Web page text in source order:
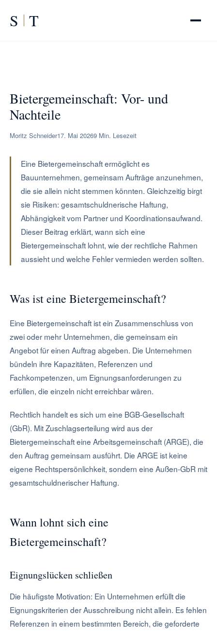
S T
Bietergemeinschaft: Vor- und
Nachteile
Moritz Schneider17. Mai 20269 Min. Lesezeit
Eine Bietergemeinschaft ermöglicht es
Bauunternehmen, gemeinsam Aufträge anzunehmen,
die sie allein nicht stemmen könnten. Gleichzeitig birgt
sie Risiken: gesamtschuldnerische Haftung,
Abhängigkeit vom Partner und Koordinationsaufwand.
Dieser Beitrag erklärt, wann sich eine
Bietergemeinschaft lohnt, wie der rechtliche Rahmen
aussieht und welche Fehler vermieden werden sollten.
Was ist eine Bietergemeinschaft?
Eine Bietergemeinschaft ist ein Zusammenschluss von
zwei oder mehr Unternehmen, die gemeinsam ein
Angebot für einen Auftrag abgeben. Die Unternehmen
bündeln ihre Kapazitäten, Referenzen und
Fachkompetenzen, um Eignungsanforderungen zu
erfüllen, die einzeln nicht erreichbar wären.
Rechtlich handelt es sich um eine BGB-Gesellschaft
(GbR). Mit Zuschlagserteilung wird aus der
Bietergemeinschaft eine Arbeitsgemeinschaft (ARGE), die
den Auftrag gemeinsam ausführt. Die ARGE ist keine
eigene Rechtspersönlichkeit, sondern eine Außen-GbR mit
gesamtschuldnerischer Haftung.
Wann lohnt sich eine
Bietergemeinschaft?
Eignungslücken schließen
Die häufigste Motivation: Ein Unternehmen erfüllt die
Eignungskriterien der Ausschreibung nicht allein. Es fehlen
Referenzen in einem bestimmten Bereich, die geforderte